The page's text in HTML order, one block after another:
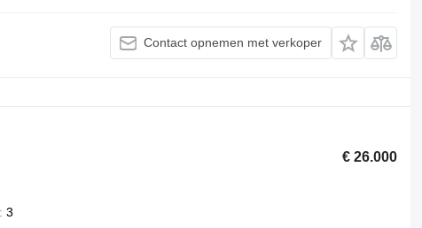
Contact opnemen met verkoper
€ 26.000
3